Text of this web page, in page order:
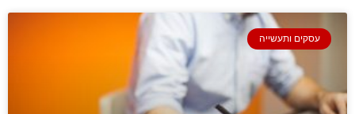
עסקים ותעשייה